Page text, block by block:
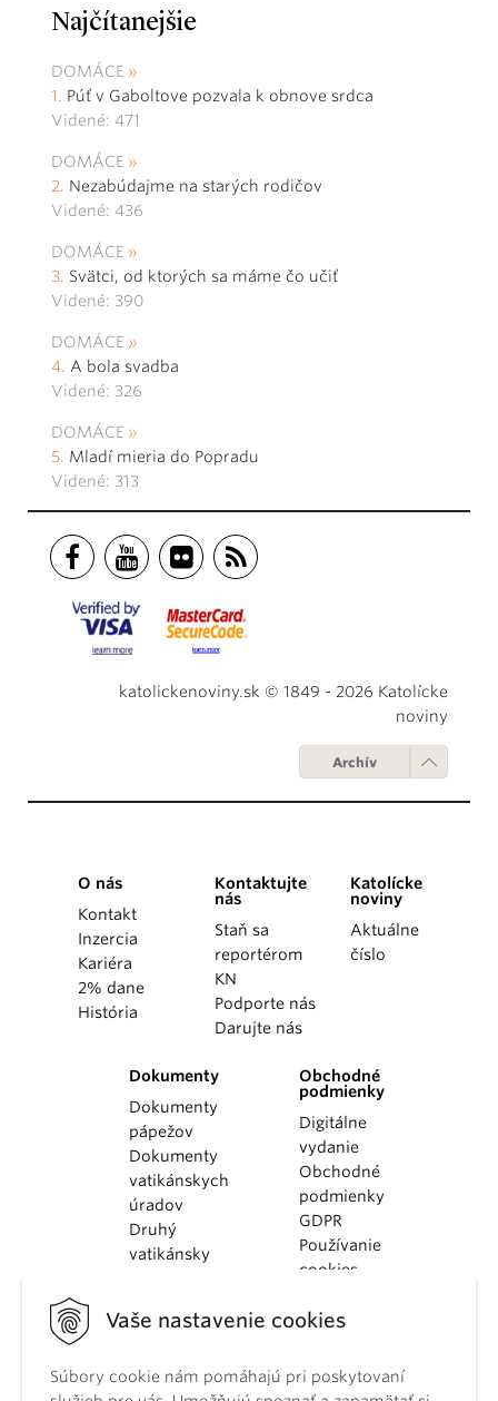
Vaše nastavenie cookies
Súbory cookie nám pomáhajú pri poskytovaní
Najčítanejšie
DOMÁCE
Púť v Gaboltove pozvala k obnove srdca
Videné: 471
DOMÁCE
Nezabúdajme na starých rodičov
Videné: 436
DOMÁCE
Svätci, od ktorých sa máme čo učiť
Videné: 390
DOMÁCE
A bola svadba
Videné: 326
DOMÁCE
Mladí mieria do Popradu
Videné: 313
katolickenoviny.sk © 1849 - 2026 Katolícke
noviny
Archív
O nás
Kontakt
Inzercia
Kariéra
2% dane
História
Kontaktujte
nás
Staň sa
reportérom
KN
Podporte nás
Darujte nás
Katolícke
noviny
Aktuálne
číslo
Dokumenty
Dokumenty
pápežov
Dokumenty
vatikánskych
úradov
Druhý
vatikánsky
KBS
kánonického
Obchodné
podmienky
Digitálne
vydanie
Obchodné
podmienky
GDPR
Používanie
cookies